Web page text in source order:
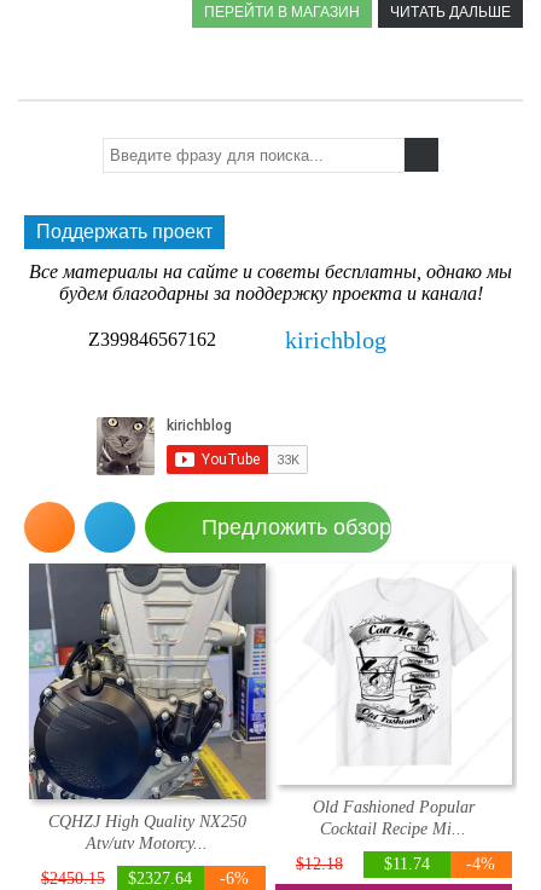
ПЕРЕЙТИ В МАГАЗИН ЧИТАТЬ ДАЛЬШЕ
Поддержать проект
Все материалы на сайте и советы бесплатны, однако мы
будем благодарны за поддержку проекта и канала!
Z399846567162 kirichblog
Предложить обзор
CQHZJ High Quality NX250
Atv/utv Motorcy...
$2450.15
$2327.64 -6%
Old Fashioned Popular
Cocktail Recipe Mi...
$12.18
$11.74 -4%